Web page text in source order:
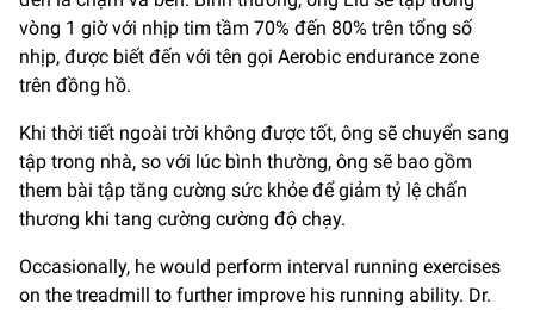
vòng 1 giờ với nhịp tim tầm 70% đến 80% trên tổng số
nhịp, được biết đến với tên gọi Aerobic endurance zone
trên đồng hồ.
Khi thời tiết ngoài trời không được tốt, ông sẽ chuyển sang
tập trong nhà, so với lúc bình thường, ông sẽ bao gồm
them bài tập tăng cường sức khỏe để giảm tỷ lệ chấn
thương khi tang cường cường độ chạy.
Occasionally, he would perform interval running exercises
on the treadmill to further improve his running ability. Dr.